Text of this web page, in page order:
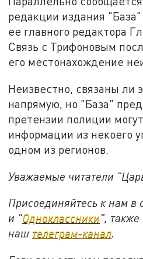
редакции издания
ее главного редактора
Связь с Трифоновым
его местонахождение
Неизвестно, связаны ли
напрямую, но "База"
претензии полиции
информации из некоего
одном из регионов.
Уважаемые читатели
Присоединяйтесь к нам в
и "Одноклассники",
наш телеграм-канал.